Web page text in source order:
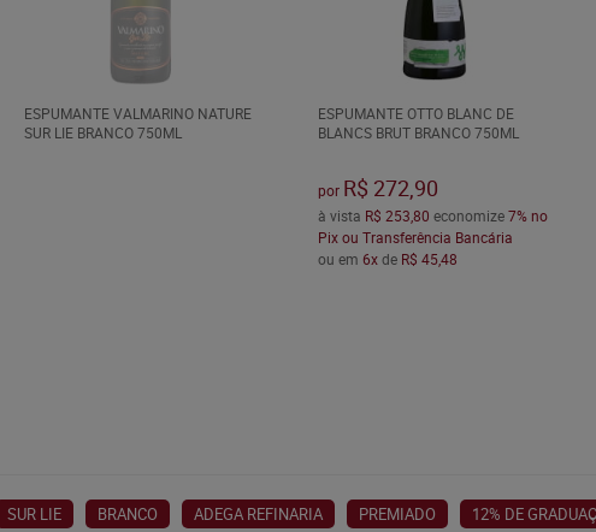
ESPUMANTE VALMARINO NATURE
SUR LIE BRANCO 750ML
ESPUMANTE OTTO BLANC DE
BLANCS BRUT BRANCO 750ML
por R$ 272,90
à vista R$ 253,80 economize7% no
Pix ou Transferência Bancária
ou em 6xde R$ 45,48
SUR LIE BRANCO ADEGA REFINARIA PREMIADO 12% DE